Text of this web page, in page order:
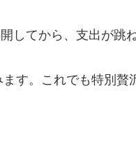
してから、支出が跳
す。これでも特別贅